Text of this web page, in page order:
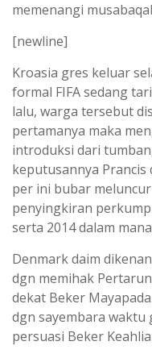
memenangi
[newline]
Kroasia gres keluar
formal FIFA sedang
lalu, warga tersebut
pertamanya maka
introduksi dari
keputusannya
per ini bubar
penyingkiran
serta 2014 dalam
Denmark daim
dgn memihak
dekat Beker
dgn sayembara waktu
persuasi Beker